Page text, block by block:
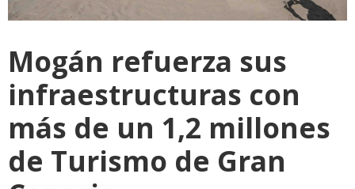
Mogán refuerza sus
infraestructuras con
más de un 1,2 millones
de Turismo de Gran